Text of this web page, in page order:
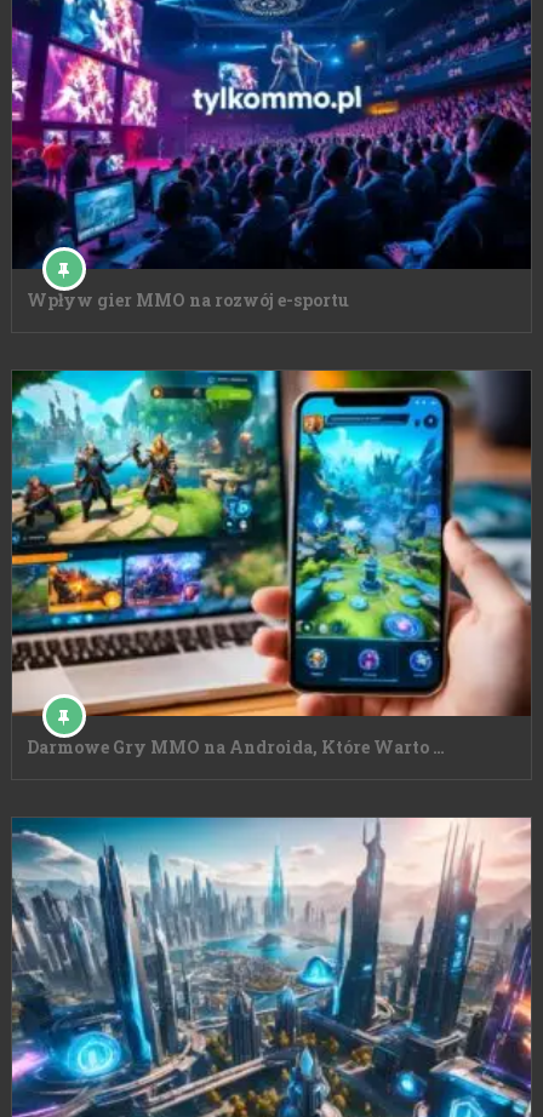
Wpływ gier MMO na rozwój e-sportu
Darmowe Gry MMO na Androida, Które Warto …